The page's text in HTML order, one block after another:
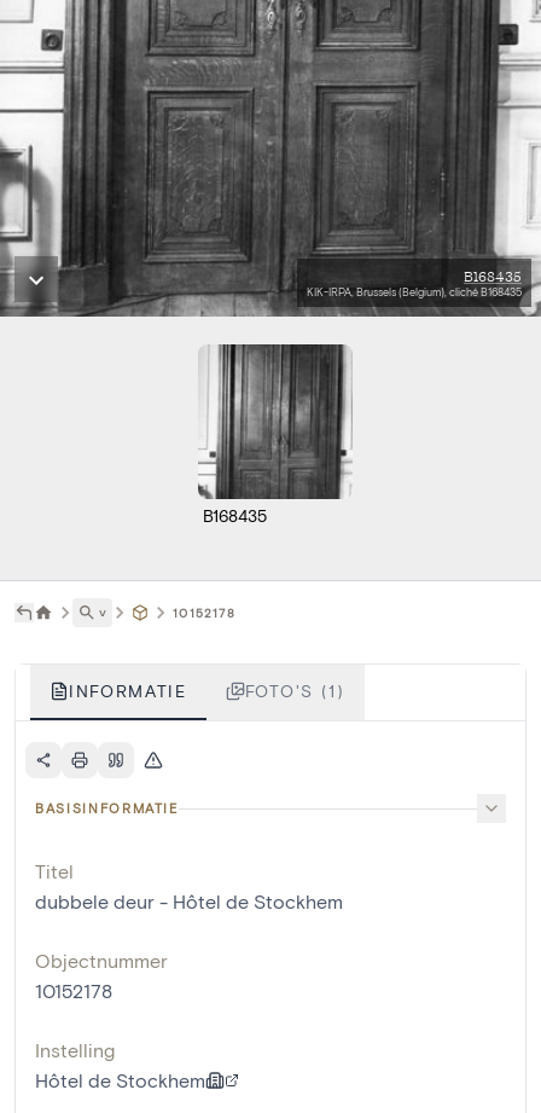
B168435
KIK-IRPA, Brussels (Belgium), cliché B168435
B168435
˅ 10152178
INFORMATIE FOTO'S (1)
BASISINFORMATIE
Titel
dubbele deur - Hôtel de Stockhem
Objectnummer
10152178
Instelling
Hôtel de Stockhem